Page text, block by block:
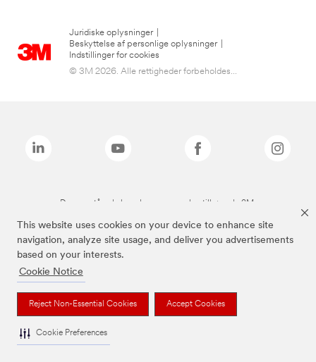
This website uses cookies on your device to enhance site
navigation, analyze site usage, and deliver you advertisements
based on your interests.
Cookie Notice
Reject Non-Essential Cookies Accept Cookies
Cookie Preferences
Juridiske oplysninger
Beskyttelse af personlige oplysninger
Indstillinger for cookies
© 3M 2026. Alle rettigheder forbeholdes...
De ovenstående brands er varemærker tilhørende 3M.